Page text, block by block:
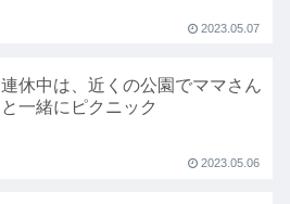
2023.05.07
連休中は、近くの公園でママさん
と一緒にピクニック
2023.05.06